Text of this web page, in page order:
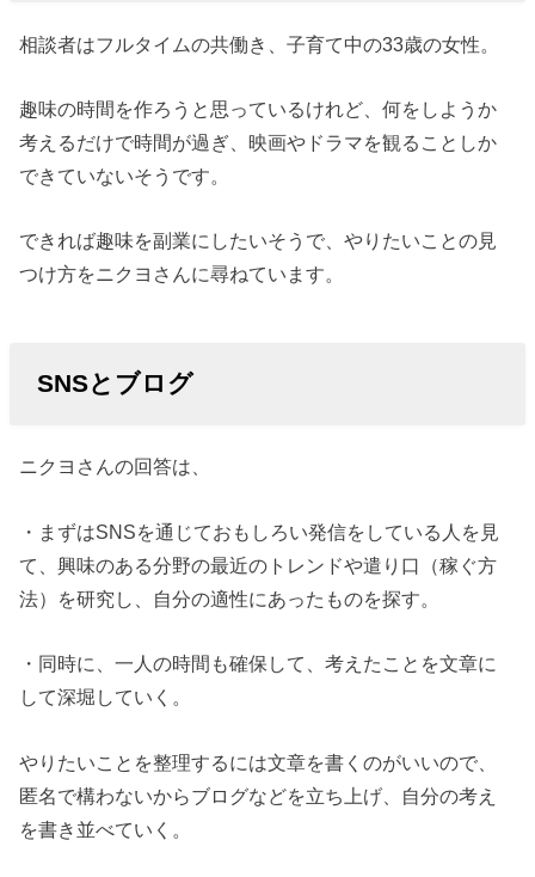
相談者はフルタイムの共働き、子育て中の33歳の女性。
趣味の時間を作ろうと思っているけれど、何をしようか
考えるだけで時間が過ぎ、映画やドラマを観ることしか
できていないそうです。
できれば趣味を副業にしたいそうで、やりたいことの見
つけ方をニクヨさんに尋ねています。
SNSとブログ
ニクヨさんの回答は、
・まずはSNSを通じておもしろい発信をしている人を見
て、興味のある分野の最近のトレンドや遣り口（稼ぐ方
法）を研究し、自分の適性にあったものを探す。
・同時に、一人の時間も確保して、考えたことを文章に
して深堀していく。
やりたいことを整理するには文章を書くのがいいので、
匿名で構わないからブログなどを立ち上げ、自分の考え
を書き並べていく。